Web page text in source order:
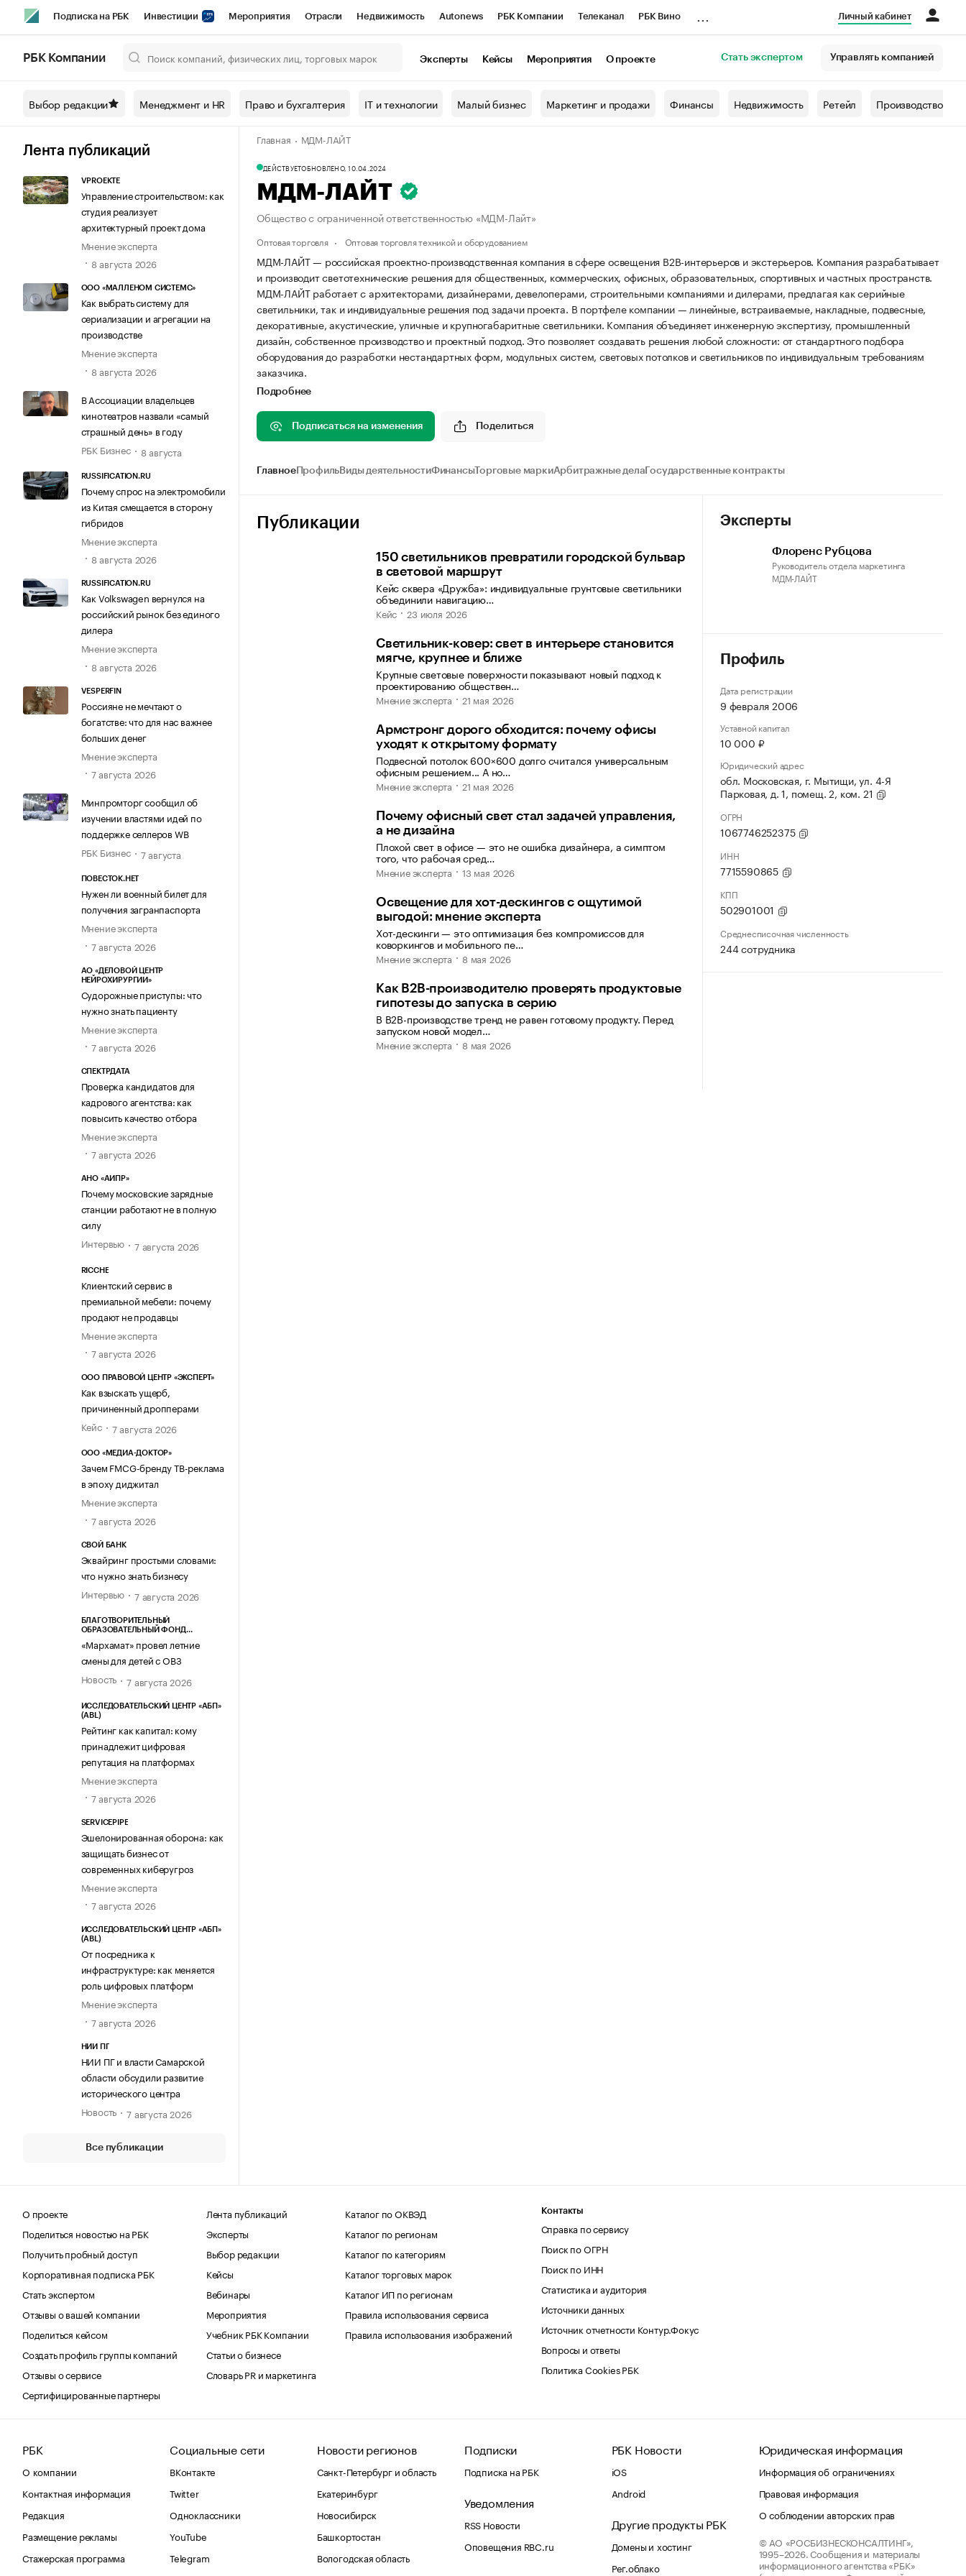
Подписка на РБК Инвестиции Мероприятия Отрасли Недвижимость Autonews РБК Компании Телеканал РБК Вино
Спецпроекты СПб Конференции СПб Спецпроекты Проверка контрагентов
Технологии и медиа Рынок наличной валюты
Личный кабинет
РБК Компании Эксперты Кейсы Мероприятия О проекте Стать экспертом Управлять компанией
Выбор редакции Менеджмент и HR Право и бухгалтерия IT и технологии Малый бизнес Маркетинг и продажи Финансы Недвижимость Ретейл Производство
Лента публикаций
VPROEKTE
Управление строительством: как
студия реализует
архитектурный проект дома
Мнение эксперта
8 августа 2026
ООО «МАЛЛЕНОМ СИСТЕМС»
Как выбрать систему для
сериализации и агрегации на
производстве
Мнение эксперта
8 августа 2026
В Ассоциации владельцев
кинотеатров назвали «самый
страшный день» в году
РБК Бизнес
8 августа
RUSSIFICATION.RU
Почему спрос на электромобили
из Китая смещается в сторону
гибридов
Мнение эксперта
8 августа 2026
RUSSIFICATION.RU
Как Volkswagen вернулся на
российский рынок без единого
дилера
Мнение эксперта
8 августа 2026
VESPERFIN
Россияне не мечтают о
богатстве: что для нас важнее
больших денег
Мнение эксперта
7 августа 2026
Минпромторг сообщил об
изучении властями идей по
поддержке селлеров WB
РБК Бизнес
7 августа
ПОВЕСТОК.НЕТ
Нужен ли военный билет для
получения загранпаспорта
Мнение эксперта
7 августа 2026
АО «ДЕЛОВОЙ ЦЕНТР
НЕЙРОХИРУРГИИ»
Судорожные приступы: что
нужно знать пациенту
Мнение эксперта
7 августа 2026
СПЕКТРДАТА
Проверка кандидатов для
кадрового агентства: как
повысить качество отбора
Мнение эксперта
7 августа 2026
АНО «АИПР»
Почему московские зарядные
станции работают не в полную
силу
Интервью
7 августа 2026
RICCHE
Клиентский сервис в
премиальной мебели: почему
продают не продавцы
Мнение эксперта
7 августа 2026
ООО ПРАВОВОЙ ЦЕНТР «ЭКСПЕРТ»
Как взыскать ущерб,
причиненный дропперами
Кейс
7 августа 2026
ООО «МЕДИА-ДОКТОР»
Зачем FMCG-бренду ТВ-реклама
в эпоху диджитал
Мнение эксперта
7 августа 2026
СВОЙ БАНК
Эквайринг простыми словами:
что нужно знать бизнесу
Интервью
7 августа 2026
БЛАГОТВОРИТЕЛЬНЫЙ
ОБРАЗОВАТЕЛЬНЫЙ ФОНД
«Мархамат» провел летние
смены для детей с ОВЗ
Новость
7 августа 2026
ИССЛЕДОВАТЕЛЬСКИЙ ЦЕНТР «АБП»
(ABL)
Рейтинг как капитал: кому
принадлежит цифровая
репутация на платформах
Мнение эксперта
7 августа 2026
SERVICEPIPE
Эшелонированная оборона: как
защищать бизнес от
современных киберугроз
Мнение эксперта
7 августа 2026
ИССЛЕДОВАТЕЛЬСКИЙ ЦЕНТР «АБП»
(ABL)
От посредника к
инфраструктуре: как меняется
роль цифровых платформ
Мнение эксперта
7 августа 2026
НИИ ПГ
НИИ ПГ и власти Самарской
области обсудили развитие
исторического центра
Новость
7 августа 2026
Все публикации
Главная МДМ-ЛАЙТ
ДЕЙСТВУЕТОБНОВЛЕНО, 10.04.2024
МДМ-ЛАЙТ
Общество с ограниченной ответственностью «МДМ-Лайт»
Оптовая торговля Оптовая торговля техникой и оборудованием
МДМ-ЛАЙТ — российская проектно-производственная компания в сфере освещения B2B-интерьеров и экстерьеров. Компания разрабатывает
и производит светотехнические решения для общественных, коммерческих, офисных, образовательных, спортивных и частных пространств.
МДМ-ЛАЙТ работает с архитекторами, дизайнерами, девелоперами, строительными компаниями и дилерами, предлагая как серийные
светильники, так и индивидуальные решения под задачи проекта. В портфеле компании — линейные, встраиваемые, накладные, подвесные,
декоративные, акустические, уличные и крупногабаритные светильники. Компания объединяет инженерную экспертизу, промышленный
дизайн, собственное производство и проектный подход. Это позволяет создавать решения любой сложности: от стандартного подбора
оборудования до разработки нестандартных форм, модульных систем, световых потолков и светильников по индивидуальным требованиям
заказчика.
Подробнее
Подписаться на изменения Поделиться
ГлавноеПрофиль Виды деятельностиФинансыТорговые маркиАрбитражные дела Государственные контракты
Публикации
150 светильников превратили городской бульвар
в световой маршрут
Кейс сквера «Дружба»: индивидуальные грунтовые светильники
объединили навигацию…
Кейс 23 июля 2026
Светильник-ковер: свет в интерьере становится
мягче, крупнее и ближе
Крупные световые поверхности показывают новый подход к
проектированию обществен…
Мнение эксперта 21 мая 2026
Армстронг дорого обходится: почему офисы
уходят к открытому формату
Подвесной потолок 600×600 долго считался универсальным
офисным решением... А но…
Мнение эксперта 21 мая 2026
Почему офисный свет стал задачей управления,
а не дизайна
Плохой свет в офисе — это не ошибка дизайнера, а симптом
того, что рабочая сред…
Мнение эксперта 13 мая 2026
Освещение для хот-дескингов с ощутимой
выгодой: мнение эксперта
Хот-дескинги — это оптимизация без компромиссов для
коворкингов и мобильного пе…
Мнение эксперта 8 мая 2026
Как B2B-производителю проверять продуктовые
гипотезы до запуска в серию
В B2B-производстве тренд не равен готовому продукту. Перед
запуском новой модел…
Мнение эксперта 8 мая 2026
Эксперты
Флоренс Рубцова
Руководитель отдела маркетинга
МДМ-ЛАЙТ
Профиль
Дата регистрации
9 февраля 2006
Уставной капитал
10 000 ₽
Юридический адрес
обл. Московская, г. Мытищи, ул. 4-Я
Парковая, д. 1, помещ. 2, ком. 21
ОГРН
1067746252375
ИНН
7715590865
КПП
502901001
Среднесписочная численность
244 сотрудника
О проекте
Поделиться новостью на РБК
Получить пробный доступ
Корпоративная подписка РБК
Стать экспертом
Отзывы о вашей компании
Поделиться кейсом
Создать профиль группы компаний
Отзывы о сервисе
Сертифицированные партнеры
Лента публикаций
Эксперты
Выбор редакции
Кейсы
Вебинары
Мероприятия
Учебник РБК Компании
Статьи о бизнесе
Словарь PR и маркетинга
Каталог по ОКВЭД
Каталог по регионам
Каталог по категориям
Каталог торговых марок
Каталог ИП по регионам
Правила использования сервиса
Правила использования изображений
Контакты
Справка по сервису
Поиск по ОГРН
Поиск по ИНН
Статистика и аудитория
Источники данных
Источник отчетности Контур.Фокус
Вопросы и ответы
Политика Cookies РБК
РБК
О компании
Контактная информация
Редакция
Размещение рекламы
Стажерская программа
Социальные сети
ВКонтакте
Twitter
Одноклассники
YouTube
Telegram
Новости регионов
Санкт-Петербург и область
Екатеринбург
Новосибирск
Башкортостан
Вологодская область
Подписки
Подписка на РБК
Уведомления
RSS Новости
Оповещения RBC.ru
РБК Новости
iOS
Android
Другие продукты РБК
Домены и хостинг
Рег.облако
Юридическая информация
Информация об ограничениях
Правовая информация
О соблюдении авторских прав
© АО «РОСБИЗНЕСКОНСАЛТИНГ»,
1995–2026. Сообщения и материалы
информационного агентства «РБК»